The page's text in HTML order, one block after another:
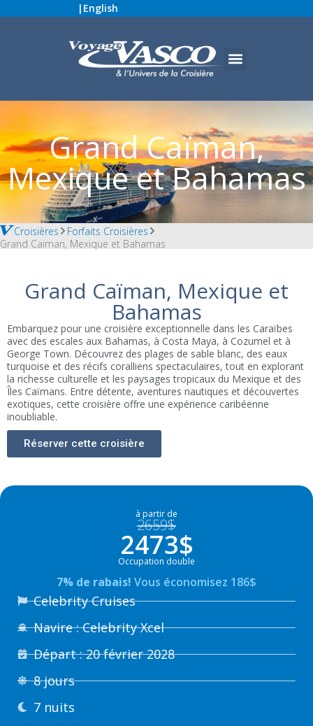
| English
Grand Caïman,
Mexique et Bahamas
Croisières
Forfaits Croisières
Grand Caïman, Mexique et Bahamas
Grand Caïman, Mexique et
Bahamas
Embarquez pour une croisière exceptionnelle dans les Caraïbes
avec des escales aux Bahamas, à Costa Maya, à Cozumel et à
George Town. Découvrez des plages de sable blanc, des eaux
turquoise et des récifs coralliens spectaculaires, tout en explorant
la richesse culturelle et les paysages tropicaux du Mexique et des
Îles Caïmans. Entre détente, aventures nautiques et découvertes
exotiques, cette croisière offre une expérience caribéenne
inoubliable.
Réserver cette croisière
à partir de
2659$
2473$
Occupation double
7% de rabais! Vous économisez 186$
Celebrity Cruises
Navire : Celebrity Xcel
Départ : 20 février 2028
8 jours
7 nuits